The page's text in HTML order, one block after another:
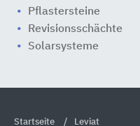
Pflastersteine
Revisionsschächte
Solarsysteme
Startseite Leviat